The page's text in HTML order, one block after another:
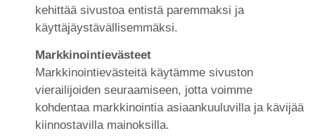
kehittää sivustoa entistä paremmaksi ja
käyttäjäystävällisemmäksi.
Markkinointievästeet
Markkinointievästeitä käytämme sivuston
vierailijoiden seuraamiseen, jotta voimme
kohdentaa markkinointia asiaankuuluvilla ja kävijää
kiinnostavilla mainoksilla.